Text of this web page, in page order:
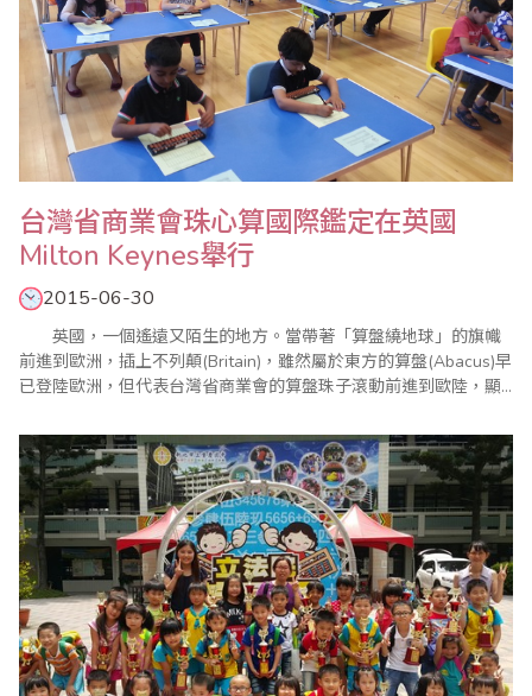
台灣省商業會珠心算國際鑑定在英國
Milton Keynes舉行
2015-06-30
英國，一個遙遠又陌生的地方。當帶著「算盤繞地球」的旗幟
前進到歐洲，插上不列顛(Britain)，雖然屬於東方的算盤(Abacus)早
已登陸歐洲，但代表台灣省商業會的算盤珠子滾動前進到歐陸，顯
啟智教育一環，受到重視。 經了解珠心算在英國倫敦近郊的
Milton Keynes發展情況與6月6日、7日鑑定考試安排後，作者..